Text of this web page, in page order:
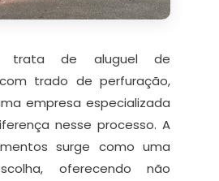
trata de aluguel de
trado de perfuração,
empresa especializada
nesse processo. A
surge como uma
oferecendo não